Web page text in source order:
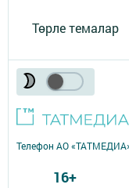
Төрле темалар
Телефон АО
16+